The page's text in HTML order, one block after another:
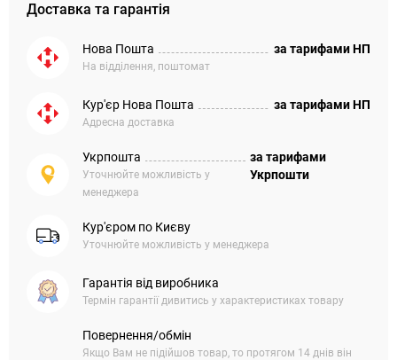
Доставка та гарантія
Нова Пошта
На відділення, поштомат
за тарифами НП
Кур'єр Нова Пошта
Адресна доставка
за тарифами НП
Укрпошта
Уточнюйте можливість у
менеджера
за тарифами
Укрпошти
Кур'єром по Києву
Уточнюйте можливість у менеджера
Гарантія від виробника
Термін гарантії дивитись у характеристиках товару
Повернення/обмін
Якщо Вам не підійшов товар, то протягом 14 днів він